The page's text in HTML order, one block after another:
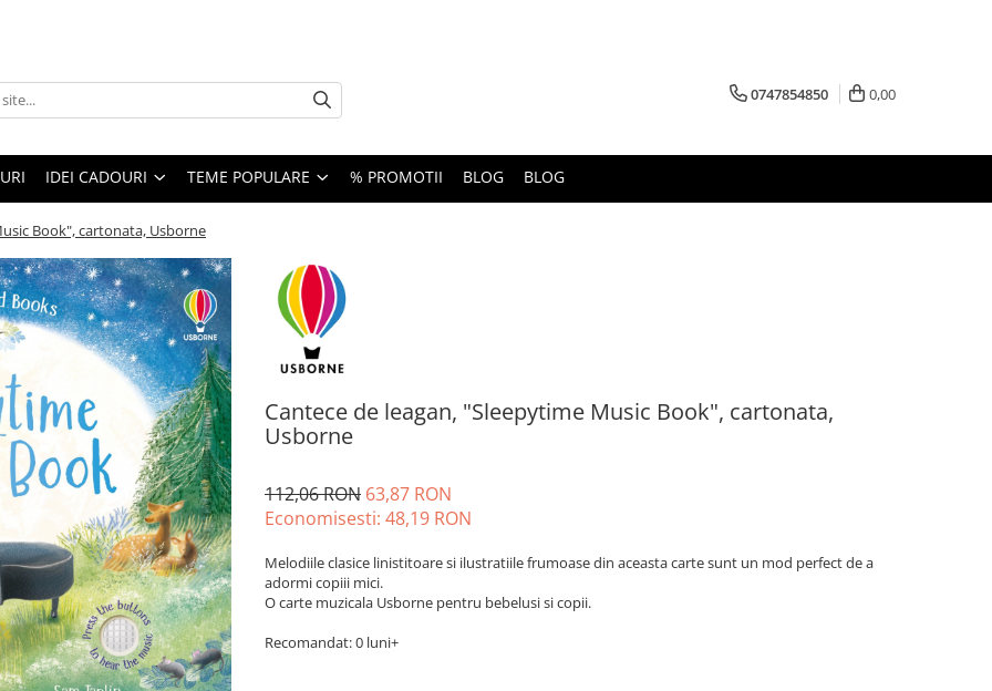
0747854850 0,00
IDEI CADOURI TEME POPULARE % PROMOTII BLOG BLOG
Book", cartonata, Usborne
Cantece de leagan, "Sleepytime Music Book", cartonata,
Usborne
112,06 RON 63,87 RON
Economisesti: 48,19 RON
Melodiile clasice linistitoare si ilustratiile frumoase din aceasta carte sunt un mod perfect de a
adormi copiii mici.
O carte muzicala Usborne pentru bebelusi si copii.
Recomandat: 0 luni+